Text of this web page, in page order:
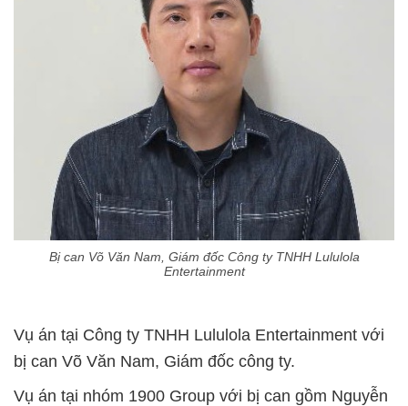
Bị can Võ Văn Nam, Giám đốc Công ty TNHH Lululola
Entertainment
Vụ án tại Công ty TNHH Lululola Entertainment với
bị can Võ Văn Nam, Giám đốc công ty.
Vụ án tại nhóm 1900 Group với bị can gồm Nguyễn